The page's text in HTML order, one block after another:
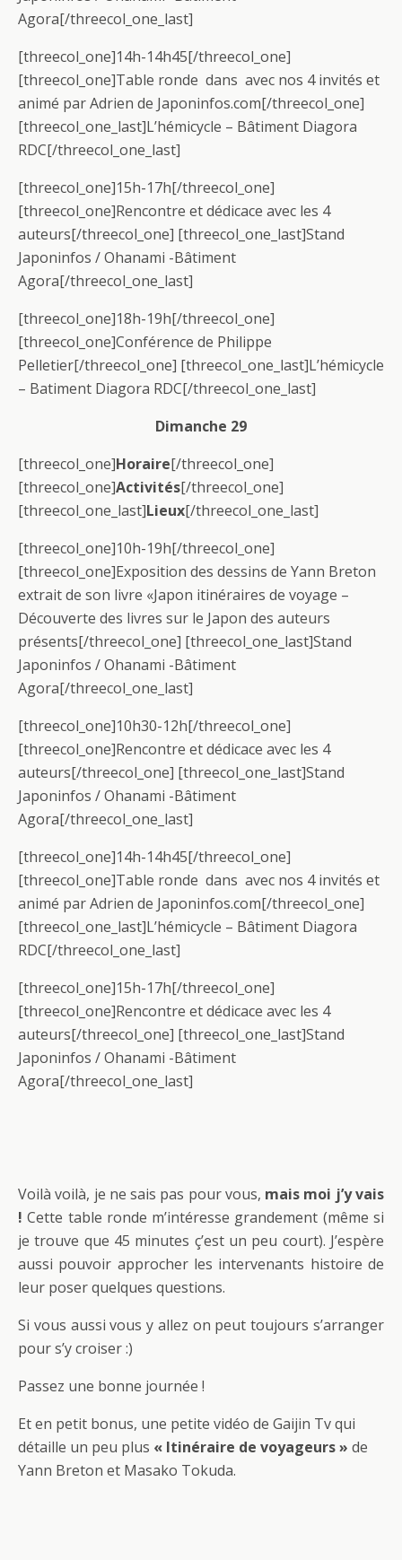
Agora[/threecol_one_last]
[threecol_one]14h-14h45[/threecol_one]
[threecol_one]Table ronde dans avec nos 4 invités et
animé par Adrien de Japoninfos.com[/threecol_one]
[threecol_one_last]L’hémicycle – Bâtiment Diagora
RDC[/threecol_one_last]
[threecol_one]15h-17h[/threecol_one]
[threecol_one]Rencontre et dédicace avec les 4
auteurs[/threecol_one] [threecol_one_last]Stand
Japoninfos / Ohanami -Bâtiment
Agora[/threecol_one_last]
[threecol_one]18h-19h[/threecol_one]
[threecol_one]Conférence de Philippe
Pelletier[/threecol_one] [threecol_one_last]L’hémicycle
– Batiment Diagora RDC[/threecol_one_last]
Dimanche 29
[threecol_one]Horaire[/threecol_one]
[threecol_one]Activités[/threecol_one]
[threecol_one_last]Lieux[/threecol_one_last]
[threecol_one]10h-19h[/threecol_one]
[threecol_one]Exposition des dessins de Yann Breton
extrait de son livre «Japon itinéraires de voyage –
Découverte des livres sur le Japon des auteurs
présents[/threecol_one] [threecol_one_last]Stand
Japoninfos / Ohanami -Bâtiment
Agora[/threecol_one_last]
[threecol_one]10h30-12h[/threecol_one]
[threecol_one]Rencontre et dédicace avec les 4
auteurs[/threecol_one] [threecol_one_last]Stand
Japoninfos / Ohanami -Bâtiment
Agora[/threecol_one_last]
[threecol_one]14h-14h45[/threecol_one]
[threecol_one]Table ronde dans avec nos 4 invités et
animé par Adrien de Japoninfos.com[/threecol_one]
[threecol_one_last]L’hémicycle – Bâtiment Diagora
RDC[/threecol_one_last]
[threecol_one]15h-17h[/threecol_one]
[threecol_one]Rencontre et dédicace avec les 4
auteurs[/threecol_one] [threecol_one_last]Stand
Japoninfos / Ohanami -Bâtiment
Agora[/threecol_one_last]
Voilà voilà, je ne sais pas pour vous, mais moi j’y vais
! Cette table ronde m’intéresse grandement (même si
je trouve que 45 minutes ç’est un peu court). J’espère
aussi pouvoir approcher les intervenants histoire de
leur poser quelques questions.
Si vous aussi vous y allez on peut toujours s’arranger
pour s’y croiser :)
Passez une bonne journée !
Et en petit bonus, une petite vidéo de Gaijin Tv qui
détaille un peu plus « Itinéraire de voyageurs » de
Yann Breton et Masako Tokuda.